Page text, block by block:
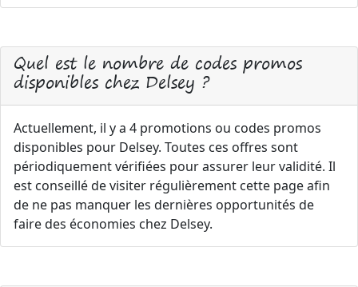
Quel est le nombre de codes promos
disponibles chez Delsey ?
Actuellement, il y a 4 promotions ou codes promos
disponibles pour Delsey. Toutes ces offres sont
périodiquement vérifiées pour assurer leur validité. Il
est conseillé de visiter régulièrement cette page afin
de ne pas manquer les dernières opportunités de
faire des économies chez Delsey.